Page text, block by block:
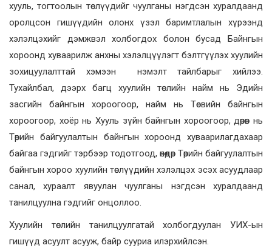
хууль, тогтоолын төслүүдийг чуулганы нэгдсэн хуралдаанд
оролцсон гишүүдийн олонх үзэл баримтлалын хүрээнд
хэлэлцэхийг дэмжвэл холбогдох болон бусад Байнгын
хороонд хуваарилж анхны хэлэлцүүлэгт бэлтгүүлэх хуулийн
зохицуулалттай хэмээн нэмэлт тайлбарыг хийлээ.
Тухайлбал, дээрх багц хуулийн төслийн найм нь Эдийн
засгийн байнгын хороогоор, найм нь Төсвийн байнгын
хороогоор, хоёр нь Хууль зүйн байнгын хороогоор, дөрөв нь
Төрийн байгуулалтын байнгын хороонд хуваарилагдахаар
байгаа гэдгийг тэрбээр тодотгоод, өнөөдөр Төрийн байгуулалтын
байнгын хороо хуулийн төслүүдийн хэлэлцэх эсэх асуудлаар
санал, хураалт явуулан чуулганы нэгдсэн хуралдаанд
танилцуулна гэдгийг онцоллоо.
Хуулийн төслийн танилцуулгатай холбогдуулан УИХ-ын
гишүүд асуулт асууж, байр сууриа илэрхийлсэн.